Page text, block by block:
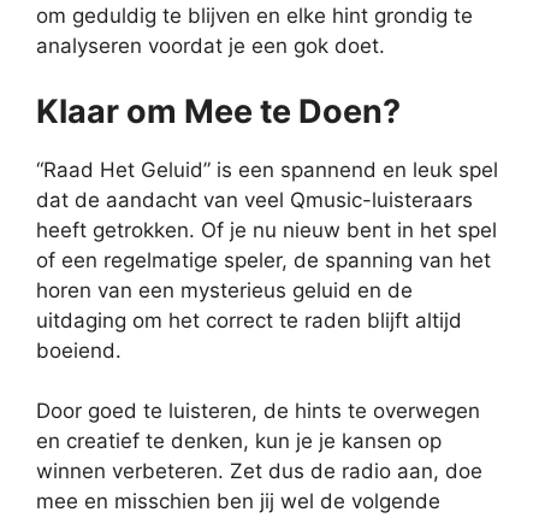
om geduldig te blijven en elke hint grondig te
analyseren voordat je een gok doet.
Klaar om Mee te Doen?
“Raad Het Geluid” is een spannend en leuk spel
dat de aandacht van veel Qmusic-luisteraars
heeft getrokken. Of je nu nieuw bent in het spel
of een regelmatige speler, de spanning van het
horen van een mysterieus geluid en de
uitdaging om het correct te raden blijft altijd
boeiend.
Door goed te luisteren, de hints te overwegen
en creatief te denken, kun je je kansen op
winnen verbeteren. Zet dus de radio aan, doe
mee en misschien ben jij wel de volgende